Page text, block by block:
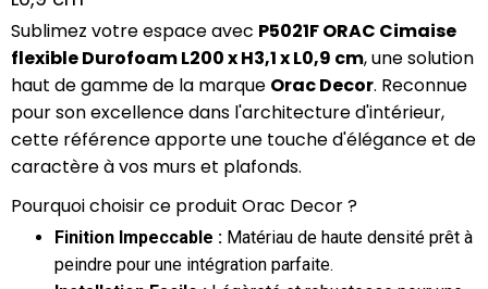
Sublimez votre espace avec P5021F ORAC Cimaise
flexible Durofoam L200 x H3,1 x L0,9 cm, une solution
haut de gamme de la marque Orac Decor. Reconnue
pour son excellence dans l'architecture d'intérieur,
cette référence apporte une touche d'élégance et de
caractère à vos murs et plafonds.
Pourquoi choisir ce produit Orac Decor ?
Finition Impeccable : Matériau de haute densité prêt à
peindre pour une intégration parfaite.